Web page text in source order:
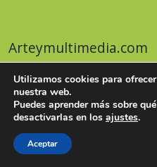
Arteymultimedia.com
Utilizamos cookies para
nuestra web.
Puedes aprender más sobre
desactivarlas en los ajustes.
Aceptar